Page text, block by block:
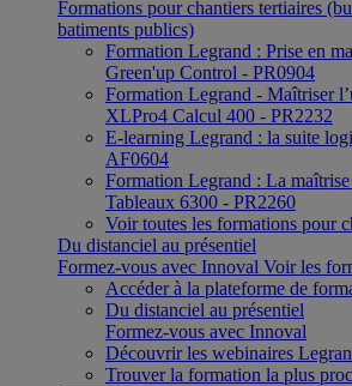
Formations pour chantiers tertiaires
batiments publics)
Formation Legrand : Prise en
Green'up Control - PR0904
Formation Legrand - Maîtriser
XLPro4 Calcul 400 - PR2232
E-learning Legrand : la suite
AF0604
Formation Legrand : La
Tableaux 6300 - PR2260
Voir toutes les formations pour
Du distanciel au présentiel
Formez-vous avec Innoval Voir les
Accéder à la plateforme de
Du distanciel au présentiel
Formez-vous avec Innoval
Découvrir les webinaires
Trouver la formation la plus